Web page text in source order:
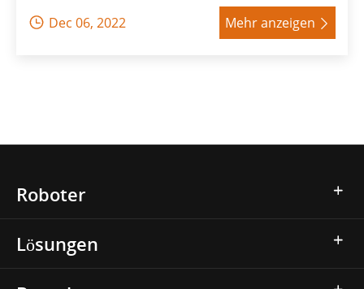
 Dec 06, 2022 Mehr anzeigen 
Roboter
Lösungen